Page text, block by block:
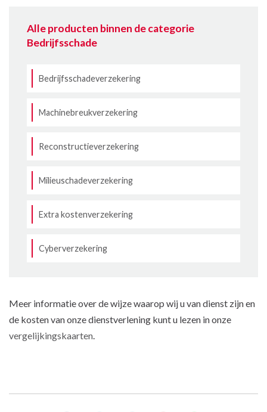
Alle producten binnen de categorie
Bedrijfsschade
Bedrijfsschadeverzekering
Machinebreukverzekering
Reconstructieverzekering
Milieuschadeverzekering
Extra kostenverzekering
Cyberverzekering
Meer informatie over de wijze waarop wij u van dienst zijn en
de kosten van onze dienstverlening kunt u lezen in onze
vergelijkingskaarten.